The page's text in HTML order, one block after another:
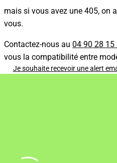
mais si vous avez une 405, on
vous.
Contactez-nous au 04 90 28 15
vous la compatibilité entre
Je souhaite recevoir une alert